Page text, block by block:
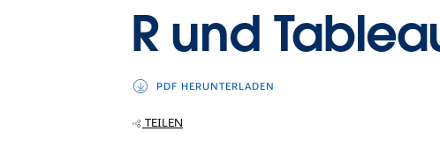
R und
PDF HERUNTERLADEN
TEILEN